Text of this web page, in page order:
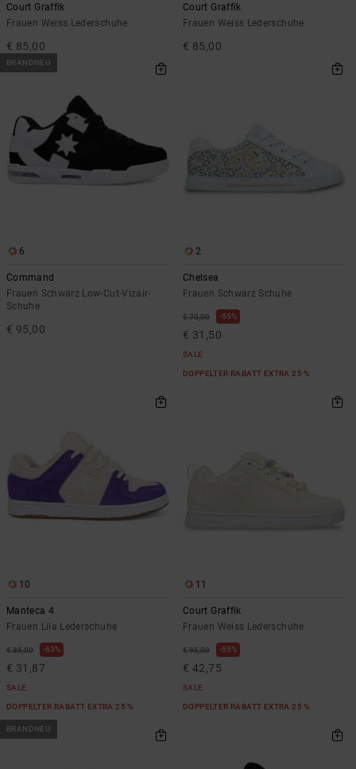
Court Graffik
Frauen Weiss Lederschuhe
€ 85,00
Court Graffik
Frauen Weiss Lederschuhe
€ 85,00
BRANDNEU
6
Command
Frauen Schwarz Low-Cut-Vizair-
Schuhe
€ 95,00
2
Chelsea
Frauen Schwarz Schuhe
€ 70,00 55%
€ 31,50
SALE
DOPPELTER RABATT EXTRA 25 %
10
Manteca 4
Frauen Lila Lederschuhe
€ 85,00 63%
€ 31,87
SALE
DOPPELTER RABATT EXTRA 25 %
11
Court Graffik
Frauen Weiss Lederschuhe
€ 95,00 55%
€ 42,75
SALE
DOPPELTER RABATT EXTRA 25 %
BRANDNEU